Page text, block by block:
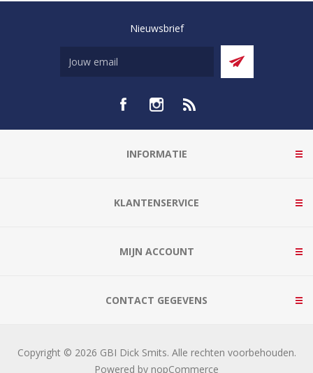
Nieuwsbrief
INFORMATIE
KLANTENSERVICE
MIJN ACCOUNT
CONTACT GEGEVENS
Copyright © 2026 GBI Dick Smits. Alle rechten voorbehouden.
Powered by nopCommerce